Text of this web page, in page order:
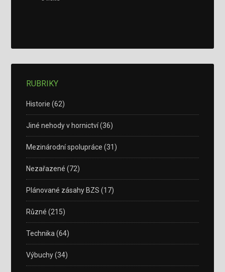
RUBRIKY
Historie (62)
Jiné nehody v hornictví(36)
Mezinárodní spolupráce (31)
Nezařazené (72)
Plánované zásahy BZS (17)
Různé (215)
Technika (64)
Výbuchy(34)